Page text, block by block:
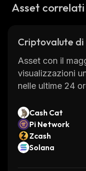
Asset correlati
Criptovalute
Asset con il
visualizzazioni
nelle ultime 24
Cash Cat
Pi Network
Zcash
Solana